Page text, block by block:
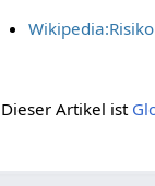
Dieser Artikel ist